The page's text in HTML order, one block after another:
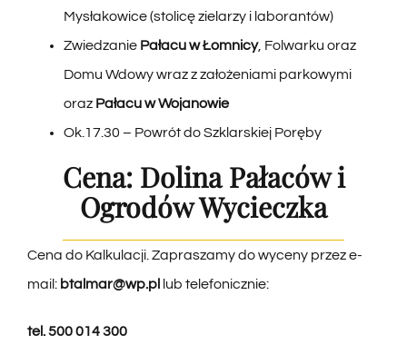
Mysłakowice (stolicę zielarzy i laborantów)
Zwiedzanie Pałacu w Łomnicy, Folwarku oraz
Domu Wdowy wraz z założeniami parkowymi
oraz Pałacu w Wojanowie
Ok.17.30 – Powrót do Szklarskiej Poręby
Cena: Dolina Pałaców i
Ogrodów Wycieczka
Cena do Kalkulacji. Zapraszamy do wyceny przez e-
mail: btalmar@wp.pl lub telefonicznie:
tel.500 014 300